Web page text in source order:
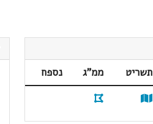
תשריט ממ"ג
נספח